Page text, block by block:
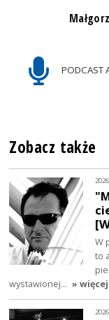
PODCAST
Zobacz także
W
to
wystawionej… » więcej